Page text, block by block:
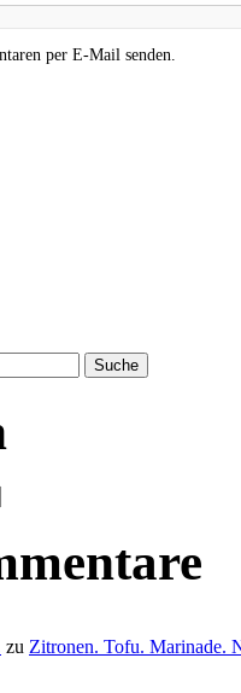
per E-Mail senden.
zu Zitronen. Tofu. Marinade.